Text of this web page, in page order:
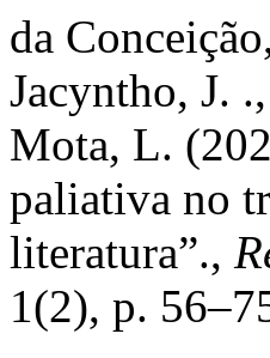
da
Jacyntho, J.
Mota, L.
paliativa no
literatura”.,
1(2), p.